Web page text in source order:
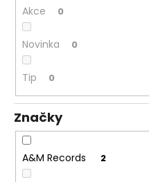
Akce 0
Novinka 0
Tip 0
Značky
A&M Records 2
D
o
o
r
u
u